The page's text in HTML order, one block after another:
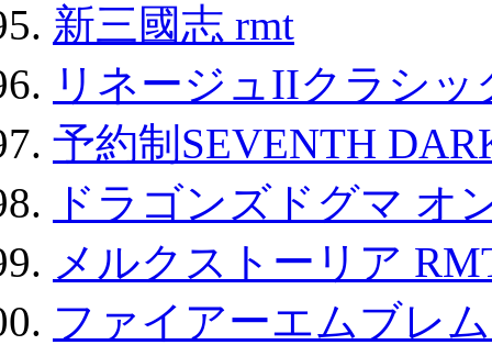
新三國志 rmt
リネージュIIクラシ
予約制SEVENTH
ドラゴンズドグマ オ
メルクストーリア
ファイアーエムブレ